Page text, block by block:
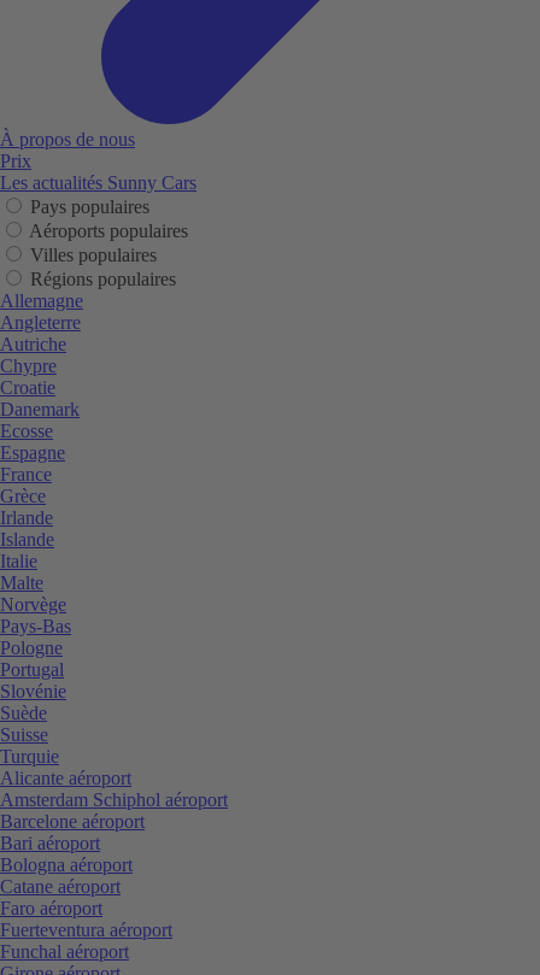
À propos de nous
Prix
Les actualités Sunny Cars
Pays populaires
Aéroports populaires
Villes populaires
Régions populaires
Allemagne
Angleterre
Autriche
Chypre
Croatie
Danemark
Ecosse
Espagne
France
Grèce
Irlande
Islande
Italie
Malte
Norvège
Pays-Bas
Pologne
Portugal
Slovénie
Suède
Suisse
Turquie
Alicante aéroport
Amsterdam Schiphol aéroport
Barcelone aéroport
Bari aéroport
Bologna aéroport
Catane aéroport
Faro aéroport
Fuerteventura aéroport
Funchal aéroport